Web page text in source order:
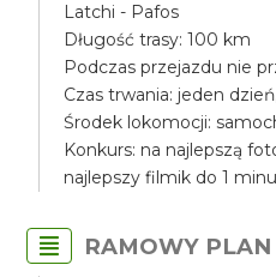
Latchi - Pafos
Długość trasy: 100 km
Podczas przejazdu nie
Czas trwania: jeden
Środek lokomocji:
Konkurs: na najlepszą
najlepszy filmik do 1
RAMOWY PLAN